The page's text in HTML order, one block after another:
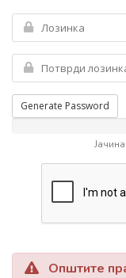
Generate Password
Општите